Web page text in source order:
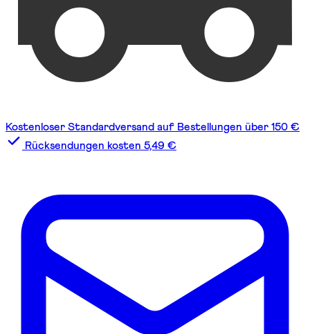
Kostenloser Standardversand auf Bestellungen über 150 €
Rücksendungen kosten 5,49 €